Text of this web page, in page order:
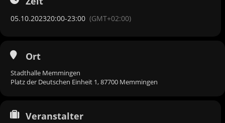
05.10.202320:00-23:00 (GMT+02:00)
Ort
Stadthalle Memmingen
Platz der Deutschen Einheit 1, 87700 Memmingen
Veranstalter